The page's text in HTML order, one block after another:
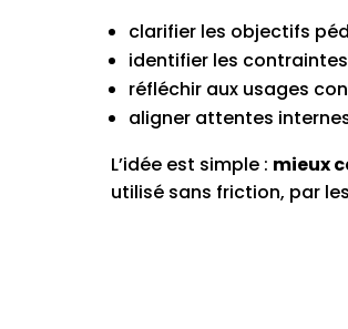
clarifier les objectifs
identifier les
réfléchir aux usages
aligner attentes
L’idée est simple : mieux
utilisé sans friction, par